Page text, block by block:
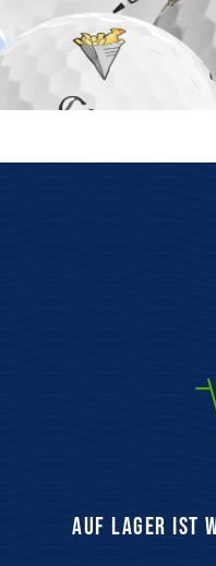
auf Lager ist